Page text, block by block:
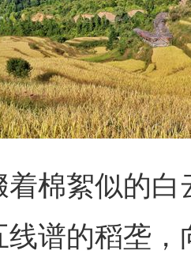
絮似的白
线谱的稻垄